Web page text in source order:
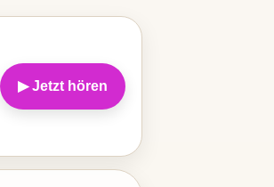
▶ Jetzt hören